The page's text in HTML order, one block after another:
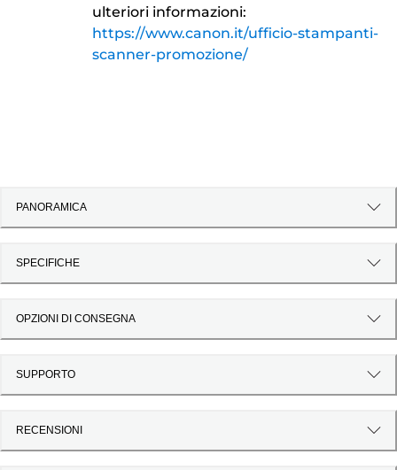
ulteriori informazioni:
https://www.canon.it/ufficio-stampanti-
scanner-promozione/
PANORAMICA
SPECIFICHE
OPZIONI DI CONSEGNA
SUPPORTO
RECENSIONI